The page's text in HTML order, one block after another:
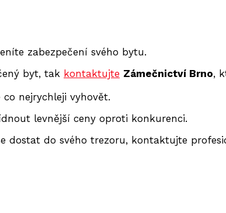
zabezpečení svého bytu.
byt, tak kontaktujte Zámečnictví Brno,
nejrychleji vyhovět.
levnější ceny oproti konkurenci.
dostat do svého trezoru, kontaktujte